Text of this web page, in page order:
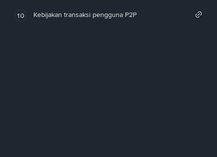
10 Kebijakan transaksi pengguna P2P